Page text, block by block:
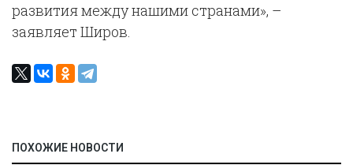
развития между нашими странами», –
заявляет Широв.
ПОХОЖИЕ НОВОСТИ